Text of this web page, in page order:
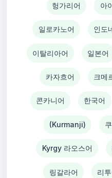
헝가리어 아
일로카노어 인도
이탈리아어 일본어
카자흐어 크메
콘카니어 한국어
(Kurmanji)
Kyrgy 라오스어
링갈라어 리